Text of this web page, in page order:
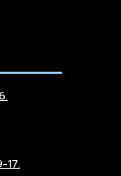
17.